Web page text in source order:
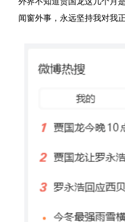
闻窗外事，永远坚持我对我